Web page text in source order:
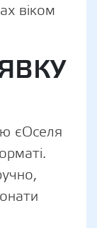
віком
єОселя